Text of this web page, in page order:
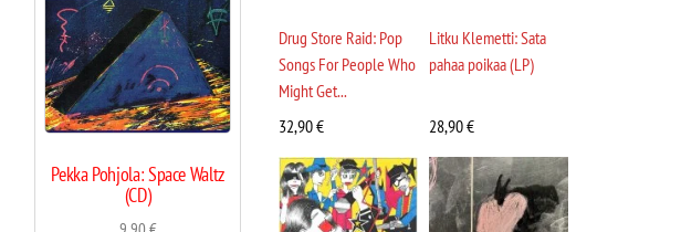
Pekka Pohjola: Space Waltz
(CD)
Drug Store Raid: Pop
Songs For People Who
Might Get...
32,90€
Litku Klemetti: Sata
pahaa poikaa (LP)
28,90€